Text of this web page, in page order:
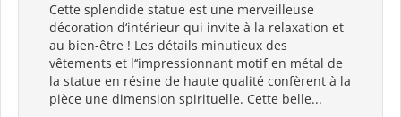
Cette splendide statue est une merveilleuse
décoration d‘intérieur qui invite à la relaxation et
au bien-être ! Les détails minutieux des
vêtements et l‘‘impressionnant motif en métal de
la statue en résine de haute qualité confèrent à la
pièce une dimension spirituelle. Cette belle...